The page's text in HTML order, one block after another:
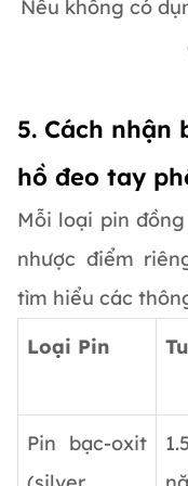
Nếu không có
5. Cách nhận
hồ đeo tay
Mỗi loại pin
nhược điểm
tìm hiểu các
Loại Pin
Pin bạc-oxit